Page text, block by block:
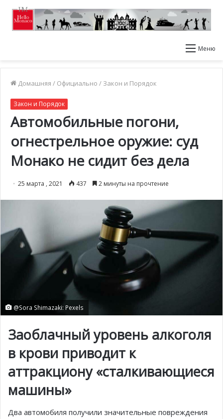
Меню
Домашняя / Официально / Закон и Порядок
Закон и Порядок
Автомобильные погони,
огнестрельное оружие: суд
Монако не сидит без дела
25 марта , 2021 437 2 минуты на прочтение
@Sora Shimazaki: Pexels
Заоблачный уровень алкоголя
в крови приводит к
аттракциону «сталкивающиеся
машины»
Два автомобиля получили значительные повреждения